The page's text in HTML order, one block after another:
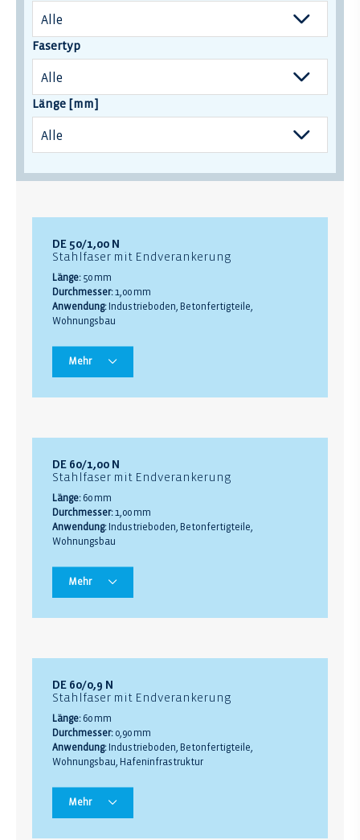
Fasertyp
Länge [mm]
DE 50/1,00 N
Stahlfaser mit Endverankerung
Länge: 50 mm
Durchmesser:1,00 mm
Anwendung: Industrieboden, Betonfertigteile,
Wohnungsbau
Mehr
DE 60/1,00 N
Stahlfaser mit Endverankerung
Länge: 60 mm
Durchmesser:1,00 mm
Anwendung: Industrieboden, Betonfertigteile,
Wohnungsbau
Mehr
DE 60/0,9 N
Stahlfaser mit Endverankerung
Länge: 60 mm
Durchmesser: 0,90 mm
Anwendung: Industrieboden, Betonfertigteile,
Wohnungsbau, Hafeninfrastruktur
Mehr